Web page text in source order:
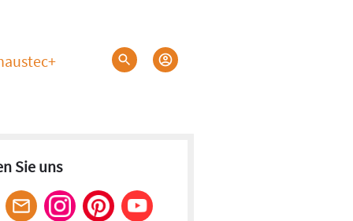
Sie uns